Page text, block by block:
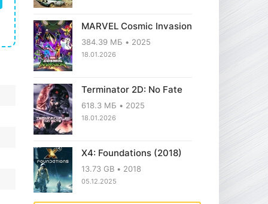
MARVEL Cosmic Invasion
384.39 МБ 2025
18.01.2026
Terminator 2D: No Fate
618.3 МБ 2025
18.01.2026
X4: Foundations (2018)
13.73 GB 2018
05.12.2025